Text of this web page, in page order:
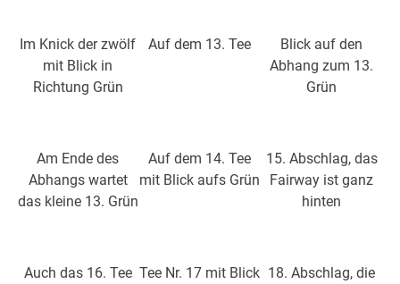
Im Knick der zwölf
mit Blick in
Richtung Grün
Auf dem 13. Tee
Blick auf den
Abhang zum 13.
Grün
Am Ende des
Abhangs wartet
das kleine 13. Grün
Auf dem 14. Tee
mit Blick aufs Grün
15. Abschlag, das
Fairway ist ganz
hinten
Auch das 16. Tee Tee Nr. 17 mit Blick 18. Abschlag, die